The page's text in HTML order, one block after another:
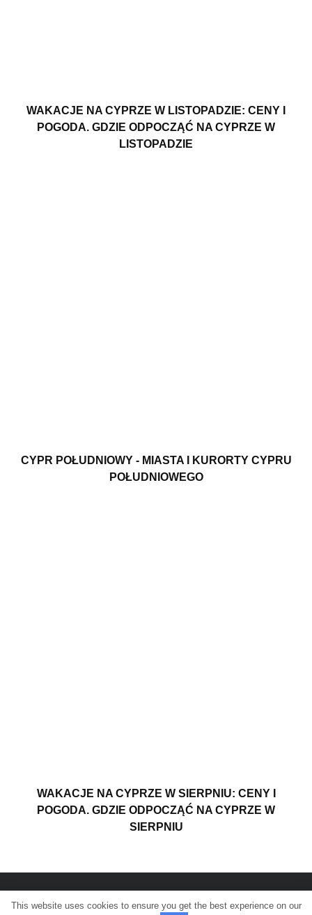
WAKACJE NA CYPRZE W LISTOPADZIE: CENY I
POGODA. GDZIE ODPOCZĄĆ NA CYPRZE W
LISTOPADZIE
CYPR POŁUDNIOWY - MIASTA I KURORTY CYPRU
POŁUDNIOWEGO
WAKACJE NA CYPRZE W SIERPNIU: CENY I
POGODA. GDZIE ODPOCZĄĆ NA CYPRZE W
SIERPNIU
This website uses cookies to ensure you get the best experience on our